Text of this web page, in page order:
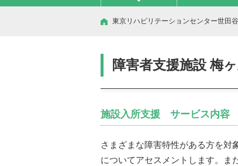
東京リハビリテーションセンター世田
障害者支援施設 梅
施設入所支援 サービス内容
さまざまな障害特性がある方を対
についてアセスメントします。ま